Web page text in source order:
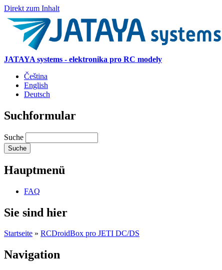
Direkt zum Inhalt
JATAYA systems - elektronika pro RC modely
Čeština
English
Deutsch
Suchformular
Suche
Hauptmenü
FAQ
Sie sind hier
Startseite » RCDroidBox pro JETI DC/DS
Navigation